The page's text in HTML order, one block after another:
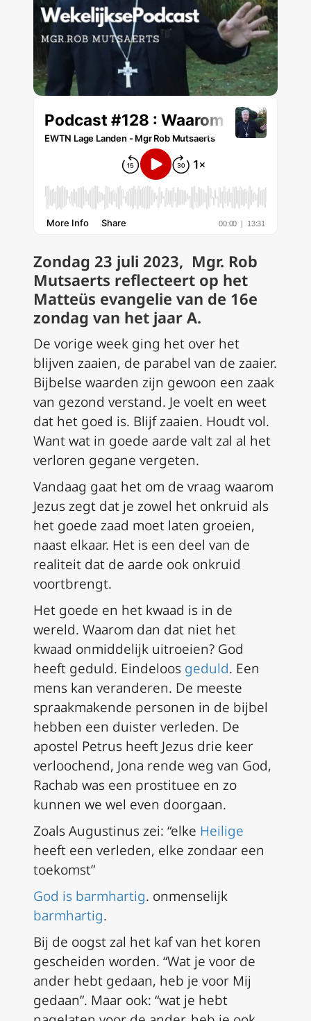
Zondag 23 juli 2023, Mgr. Rob
Mutsaerts reflecteert op het
Matteüs evangelie van de 16e
zondag van het jaar A.
De vorige week ging het over het
blijven zaaien, de parabel van de zaaier.
Bijbelse waarden zijn gewoon een zaak
van gezond verstand. Je voelt en weet
dat het goed is. Blijf zaaien. Houdt vol.
Want wat in goede aarde valt zal al het
verloren gegane vergeten.
Vandaag gaat het om de vraag waarom
Jezus zegt dat je zowel het onkruid als
het goede zaad moet laten groeien,
naast elkaar. Het is een deel van de
realiteit dat de aarde ook onkruid
voortbrengt.
Het goede en het kwaad is in de
wereld. Waarom dan dat niet het
kwaad onmiddelijk uitroeien? God
heeft geduld. Eindeloos geduld. Een
mens kan veranderen. De meeste
spraakmakende personen in de bijbel
hebben een duister verleden. De
apostel Petrus heeft Jezus drie keer
verloochend, Jona rende weg van God,
Rachab was een prostituee en zo
kunnen we wel even doorgaan.
Zoals Augustinus zei: “elke Heilige
heeft een verleden, elke zondaar een
toekomst”
God is barmhartig. onmenselijk
barmhartig.
Bij de oogst zal het kaf van het koren
gescheiden worden. “Wat je voor de
ander hebt gedaan, heb je voor Mij
gedaan”. Maar ook: “wat je hebt